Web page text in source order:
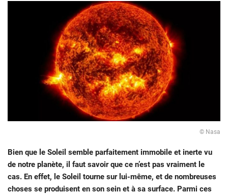
© Nasa
Bien que le Soleil semble parfaitement immobile et inerte vu
de notre planète, il faut savoir que ce n’est pas vraiment le
cas. En effet, le Soleil tourne sur lui-même, et de nombreuses
choses se produisent en son sein et à sa surface. Parmi ces